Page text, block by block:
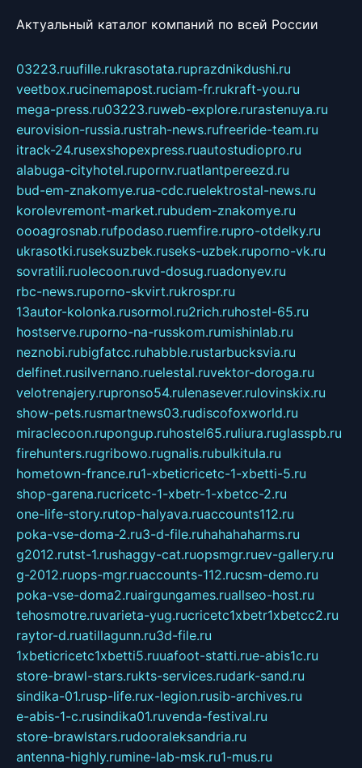
Актуальный каталог компаний по всей России
03223.ruufille.rukrasotata.ruprazdnikdushi.ru
veetbox.rucinemapost.ruciam-fr.rukraft-you.ru
mega-press.ru03223.ruweb-explore.rurastenuya.ru
eurovision-russia.rustrah-news.rufreeride-team.ru
itrack-24.rusexshopexpress.ruautostudiopro.ru
alabuga-cityhotel.rupornv.ruatlantpereezd.ru
bud-em-znakomye.rua-cdc.ruelektrostal-news.ru
korolevremont-market.rubudem-znakomye.ru
oooagrosnab.rufpodaso.ruemfire.rupro-otdelky.ru
ukrasotki.ruseksuzbek.ruseks-uzbek.ruporno-vk.ru
sovratili.ruolecoon.ruvd-dosug.ruadonyev.ru
rbc-news.ruporno-skvirt.rukrospr.ru
13autor-kolonka.rusormol.ru2rich.ruhostel-65.ru
hostserve.ruporno-na-russkom.rumishinlab.ru
neznobi.rubigfatcc.ruhabble.rustarbucksvia.ru
delfinet.rusilvernano.ruelestal.ruvektor-doroga.ru
velotrenajery.rupronso54.rulenasever.rulovinskix.ru
show-pets.rusmartnews03.rudiscofoxworld.ru
miraclecoon.rupongup.ruhostel65.ruliura.ruglasspb.ru
firehunters.rugribowo.rugnalis.rubulkitula.ru
hometown-france.ru1-xbeticricetc-1-xbetti-5.ru
shop-garena.rucricetc-1-xbetr-1-xbetcc-2.ru
one-life-story.rutop-halyava.ruaccounts112.ru
poka-vse-doma-2.ru3-d-file.ruhahahaharms.ru
g2012.rutst-1.rushaggy-cat.ruopsmgr.ruev-gallery.ru
g-2012.ruops-mgr.ruaccounts-112.rucsm-demo.ru
poka-vse-doma2.ruairgungames.ruallseo-host.ru
tehosmotre.ruvarieta-yug.rucricetc1xbetr1xbetcc2.ru
raytor-d.ruatillagunn.ru3d-file.ru
1xbeticricetc1xbetti5.ruuafoot-statti.rue-abis1c.ru
store-brawl-stars.rukts-services.rudark-sand.ru
sindika-01.rusp-life.rux-legion.rusib-archives.ru
e-abis-1-c.rusindika01.ruvenda-festival.ru
store-brawlstars.rudooraleksandria.ru
antenna-highly.rumine-lab-msk.ru1-mus.ru